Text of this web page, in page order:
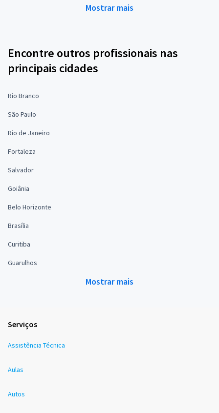
Mostrar mais
Encontre outros profissionais nas
principais cidades
Rio Branco
São Paulo
Rio de Janeiro
Fortaleza
Salvador
Goiânia
Belo Horizonte
Brasília
Curitiba
Guarulhos
Mostrar mais
Serviços
Assistência Técnica
Aulas
Autos